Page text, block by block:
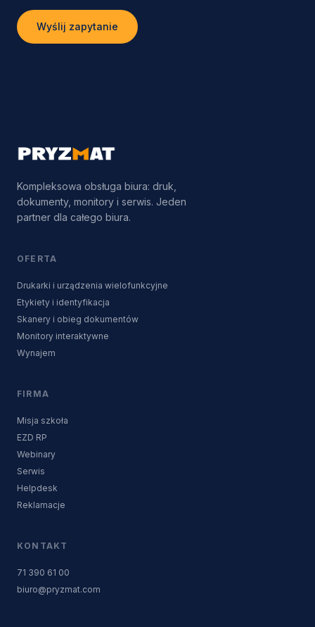
Wyślij zapytanie
Kompleksowa obsługa biura: druk,
dokumenty, monitory i serwis. Jeden
partner dla całego biura.
OFERTA
Drukarki i urządzenia wielofunkcyjne
Etykiety i identyfikacja
Skanery i obieg dokumentów
Monitory interaktywne
Wynajem
FIRMA
Misja szkoła
EZD RP
Webinary
Serwis
Helpdesk
Reklamacje
KONTAKT
71 390 61 00
biuro@pryzmat.com